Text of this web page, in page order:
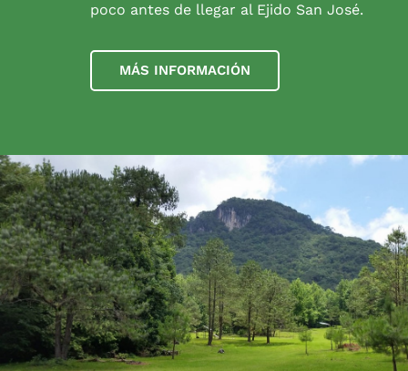
poco antes de llegar al Ejido San José.
MÁS INFORMACIÓN